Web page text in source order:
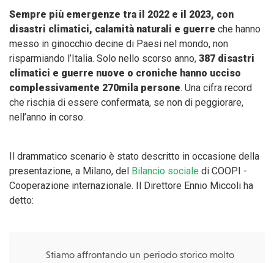
Sempre più emergenze tra il 2022 e il 2023, con
disastri climatici, calamità naturali e guerre che hanno
messo in ginocchio decine di Paesi nel mondo, non
risparmiando l’Italia. Solo nello scorso anno, 387 disastri
climatici e guerre nuove o croniche hanno ucciso
complessivamente 270mila persone. Una cifra record
che rischia di essere confermata, se non di peggiorare,
nell’anno in corso.
Il drammatico scenario è stato descritto in occasione della
presentazione, a Milano, del
Bilancio sociale di COOPI -
Cooperazione internazionale. Il Direttore Ennio Miccoli ha
detto:
Stiamo affrontando un periodo storico molto